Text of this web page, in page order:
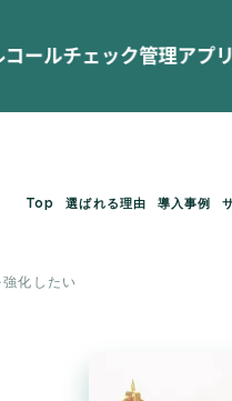
Top 選ばれる理由 導入事例
化したい